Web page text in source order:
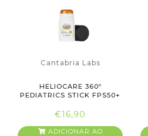
Cantabria Labs
HELIOCARE 360º
PEDIATRICS STICK FPS50+
€16,90
ADICIONAR AO